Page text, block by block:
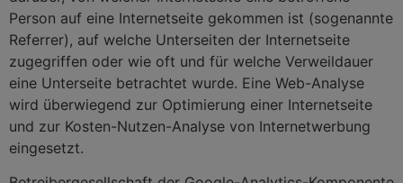
Person auf eine Internetseite gekommen ist (sogenannte
Referrer), auf welche Unterseiten der Internetseite
zugegriffen oder wie oft und für welche Verweildauer
eine Unterseite betrachtet wurde. Eine Web-Analyse
wird überwiegend zur Optimierung einer Internetseite
und zur Kosten-Nutzen-Analyse von Internetwerbung
eingesetzt.